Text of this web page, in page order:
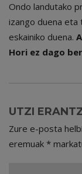
Ondo landutako
izango duena
eskainiko duena.
Hori ez dago
UTZI
Zure e-posta
eremuak *